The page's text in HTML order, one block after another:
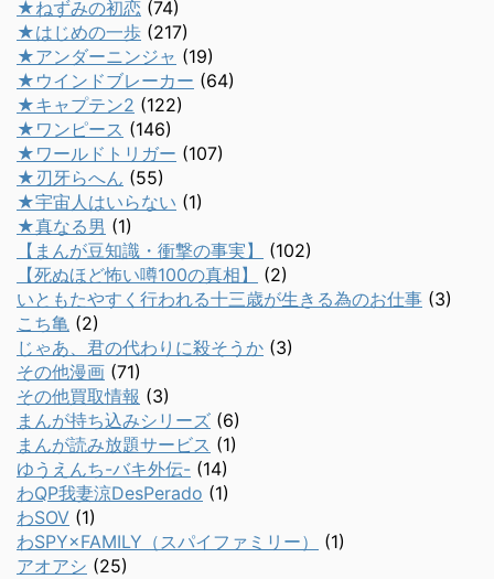
★ねずみの初恋 (74)
★はじめの一歩 (217)
★アンダーニンジャ (19)
★ウインドブレーカー (64)
★キャプテン2 (122)
★ワンピース (146)
★ワールドトリガー (107)
★刃牙らへん (55)
★宇宙人はいらない (1)
★真なる男 (1)
【まんが豆知識・衝撃の事実】
(102)
【死ぬほど怖い噂100の真相】
(2)
いともたやすく行われる十三歳が生きる為のお仕事 (3)
こち亀 (2)
じゃあ、君の代わりに殺そうか (3)
その他漫画 (71)
その他買取情報 (3)
まんが持ち込みシリーズ (6)
まんが読み放題サービス (1)
ゆうえんち-バキ外伝- (14)
わQP我妻涼DesPerado (1)
わSOV (1)
わSPY×FAMILY（スパイファミリー）
(1)
アオアシ (25)